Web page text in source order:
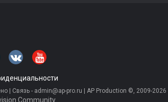
| Связь - admin@ap-pro.ru | AP Production ©, 2009-2026 |
Community